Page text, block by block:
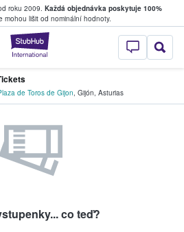
roku 2009. Každá objednávka poskytuje 100%
mohou lišit od nominální hodnoty.
StubHub –
a prodávají vstupenky
de Toros de Gijon, Gijón, Asturias
co teď?